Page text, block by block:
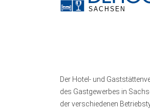
Der Hotel- und
des Gastgewerbes in
der verschiedenen